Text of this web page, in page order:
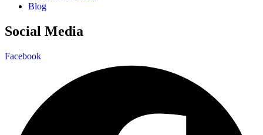
Blog
Social Media
Facebook